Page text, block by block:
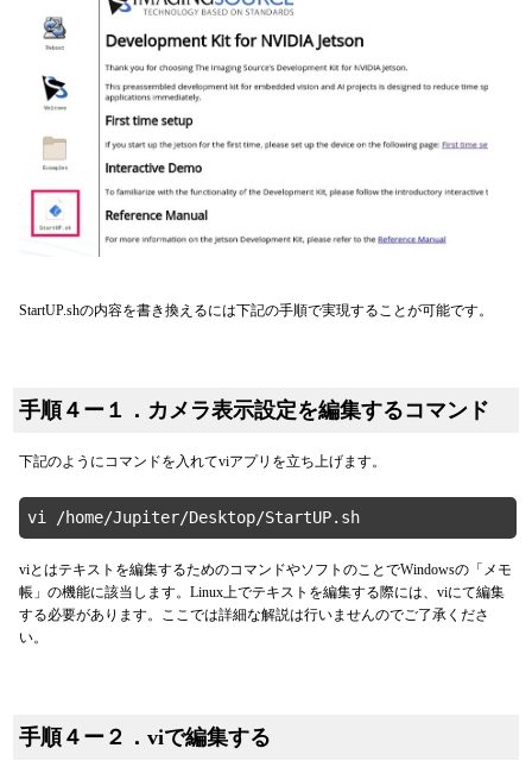
StartUP.shの内容を書き換えるには下記の手順で実現することが可能です。
手順４ー１．カメラ表示設定を編集するコマンド
下記のようにコマンドを入れてviアプリを立ち上げます。
vi /home/Jupiter/Desktop/StartUP.sh
viとはテキストを編集するためのコマンドやソフトのことでWindowsの「メモ
帳」の機能に該当します。Linux上でテキストを編集する際には、viにて編集
する必要があります。ここでは詳細な解説は行いませんのでご了承くださ
い。
手順４ー２．viで編集する